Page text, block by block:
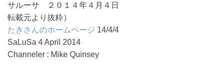
サルーサ ２０１４年４月４日
転載元より抜粋）
たきさんのホームページ 14/4/4
SaLuSa 4 April 2014
Channeler : Mike Quinsey